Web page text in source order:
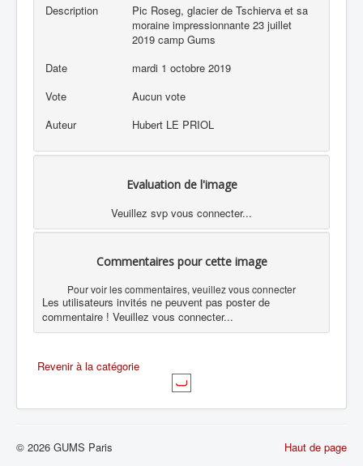
Description
Pic Roseg, glacier de Tschierva et sa
moraine impressionnante 23 juillet
2019 camp Gums
Date
mardi 1 octobre 2019
Vote
Aucun vote
Auteur
Hubert LE PRIOL
Evaluation de l'image
Veuillez svp vous connecter...
Commentaires pour cette image
Pour voir les commentaires, veuillez vous connecter
Les utilisateurs invités ne peuvent pas poster de
commentaire ! Veuillez vous connecter...
Revenir à la catégorie
Haut de page
© 2026 GUMS Paris